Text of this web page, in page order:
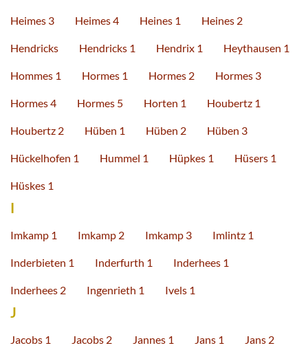
Heimes 3 Heimes 4 Heines 1 Heines 2
Hendricks Hendricks 1 Hendrix 1 Heythausen 1
Hommes 1 Hormes 1 Hormes 2 Hormes 3
Hormes 4 Hormes 5 Horten 1 Houbertz 1
Houbertz 2 Hüben 1 Hüben 2 Hüben 3
Hückelhofen 1 Hummel 1 Hüpkes 1 Hüsers 1
Hüskes 1
I
Imkamp 1 Imkamp 2 Imkamp 3 Imlintz 1
Inderbieten 1 Inderfurth 1 Inderhees 1
Inderhees 2 Ingenrieth 1 Ivels 1
J
Jacobs 1 Jacobs 2 Jannes 1 Jans 1 Jans 2